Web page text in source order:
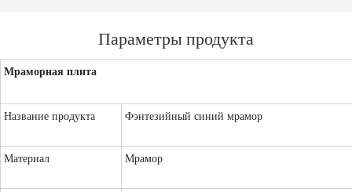
Параметры продукта
Мраморная плита
Название продукта Фэнтезийный синий мрамор
Материал Мрамор